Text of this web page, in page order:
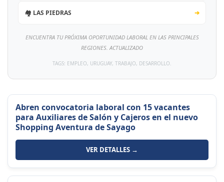
🏘️ LAS PIEDRAS ➔
ENCUENTRA TU PRÓXIMA OPORTUNIDAD LABORAL EN LAS PRINCIPALES
REGIONES. ACTUALIZADO
TAGS: EMPLEO, URUGUAY, TRABAJO, DESARROLLO.
Abren convocatoria laboral con 15 vacantes
para Auxiliares de Salón y Cajeros en el nuevo
Shopping Aventura de Sayago
VER DETALLES →